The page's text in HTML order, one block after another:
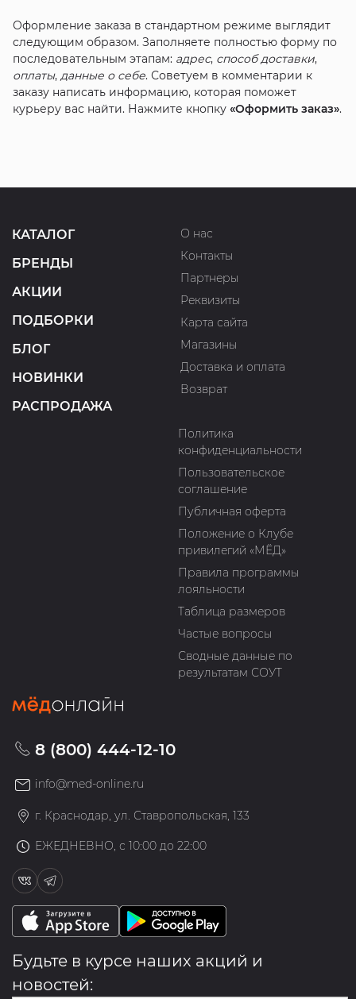
Оформление заказа в стандартном режиме выглядит
следующим образом. Заполняете полностью форму по
последовательным этапам: адрес, способ доставки,
оплаты, данные о себе. Советуем в комментарии к
заказу написать информацию, которая поможет
курьеру вас найти. Нажмите кнопку «Оформить заказ».
КАТАЛОГ
БРЕНДЫ
АКЦИИ
ПОДБОРКИ
БЛОГ
НОВИНКИ
РАСПРОДАЖА
О нас
Контакты
Партнеры
Реквизиты
Карта сайта
Магазины
Доставка и оплата
Возврат
Политика
конфиденциальности
Пользовательское
соглашение
Публичная оферта
Положение о Клубе
привилегий «МЁД»
Правила программы
лояльности
Таблица размеров
Частые вопросы
Сводные данные по
результатам СОУТ
8 (800) 444-12-10
info@med-online.ru
г. Краснодар, ул. Ставропольская, 133
ЕЖЕДНЕВНО, с 10:00 до 22:00
Будьте в курсе наших акций и
новостей: